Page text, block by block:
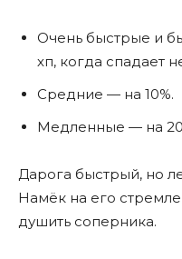
Очень быстрые и
хп, когда спадает
Средние — на 10%.
Медленные — на
Дарога быстрый, но
Намёк на его
душить соперника.